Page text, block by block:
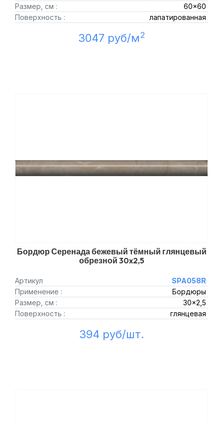
Размер, см :
60x60
Поверхность :
лапатированная
3047 руб/м2
Бордюр Серенада бежевый тёмный глянцевый
обрезной 30x2,5
Артикул
SPA058R
Применение :
Бордюры
Размер, см :
30x2,5
Поверхность :
глянцевая
394 руб/шт.